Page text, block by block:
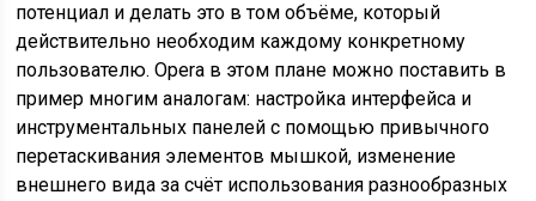
потенциал и делать это в том объёме, который
действительно необходим каждому конкретному
пользователю. Opera в этом плане можно поставить в
пример многим аналогам: настройка интерфейса и
инструментальных панелей с помощью привычного
перетаскивания элементов мышкой, изменение
внешнего вида за счёт использования разнообразных